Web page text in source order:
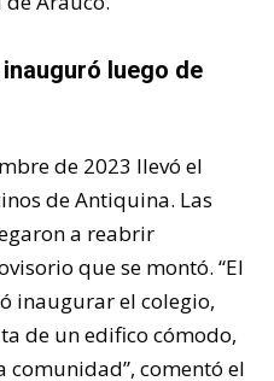
luego de
de 2023 llevó el
de Antiquina. Las
a reabrir
que se montó. “El
inaugurar el colegio,
de un edifico cómodo,
comentó el